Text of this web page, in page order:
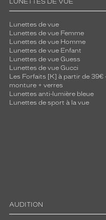
Lunettes de vue
Lunettes de vue Femme
Lunettes de vue Homme
Lunettes de vue Enfant
Lunettes de vue Guess
Lunettes de vue Gucci
Les Forfaits [K] à partir de 39€
monture + verres
Lunettes anti-lumière bleue
Lunettes de sport à la vue
AUDITION